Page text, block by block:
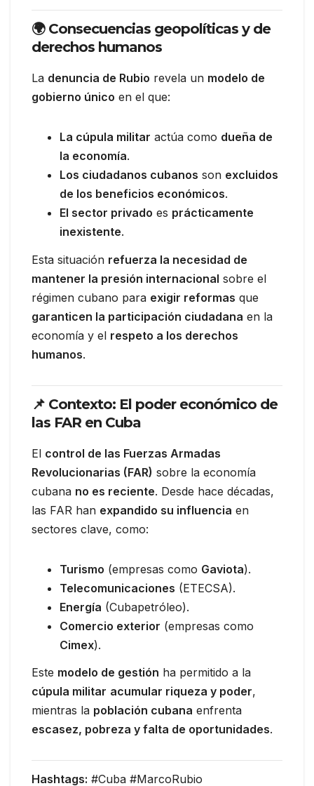
🌍 Consecuencias geopolíticas y de
derechos humanos
La denuncia de Rubio revela un modelo de
gobierno único en el que:
La cúpula militar actúa como dueña de
la economía.
Los ciudadanos cubanos son excluidos
de los beneficios económicos.
El sector privado es prácticamente
inexistente.
Esta situación refuerza la necesidad de
mantener la presión internacional sobre el
régimen cubano para exigir reformas que
garanticen la participación ciudadana en la
economía y el respeto a los derechos
humanos.
📌 Contexto: El poder económico de
las FAR en Cuba
El control de las Fuerzas Armadas
Revolucionarias (FAR) sobre la economía
cubana no es reciente. Desde hace décadas,
las FAR han expandido su influencia en
sectores clave, como:
Turismo (empresas como Gaviota).
Telecomunicaciones (ETECSA).
Energía (Cubapetróleo).
Comercio exterior (empresas como
Cimex).
Este modelo de gestión ha permitido a la
cúpula militar acumular riqueza y poder,
mientras la población cubana enfrenta
escasez, pobreza y falta de oportunidades.
Hashtags: #Cuba #MarcoRubio